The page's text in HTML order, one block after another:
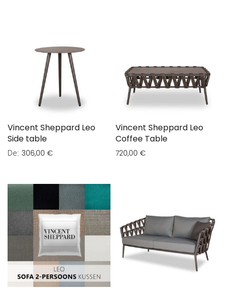
Vincent Sheppard Leo
Side table
De 306,00 €
Vincent Sheppard Leo
Coffee Table
720,00 €